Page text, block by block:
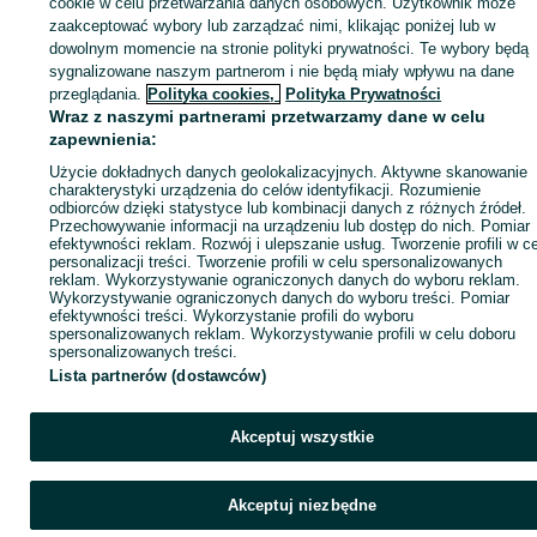
Zaloguj się / Załóż konto
Wyślij wiadomość Kup
zaakceptować wybory lub zarządzać nimi, klikając poniżej lub w
dowolnym momencie na stronie polityki prywatności. Te wybory będą
sygnalizowane naszym partnerom i nie będą miały wpływu na dane
przeglądania. Polityka cookies, Polityka Prywatności
Wraz z naszymi partnerami przetwarzamy dane w celu
zapewnienia:
Użycie dokładnych danych geolokalizacyjnych. Aktywne skanowanie
charakterystyki urządzenia do celów identyfikacji. Rozumienie
odbiorców dzięki statystyce lub kombinacji danych z różnych źródeł.
Przechowywanie informacji na urządzeniu lub dostęp do nich. Pomiar
efektywności reklam. Rozwój i ulepszanie usług. Tworzenie profili w
personalizacji treści. Tworzenie profili w celu spersonalizowanych
reklam. Wykorzystywanie ograniczonych danych do wyboru reklam.
Wykorzystywanie ograniczonych danych do wyboru treści. Pomiar
efektywności treści. Wykorzystanie profili do wyboru
spersonalizowanych reklam. Wykorzystywanie profili w celu doboru
spersonalizowanych treści.
Lista partnerów (dostawców)
Akceptuj wszystkie
Akceptuj niezbędne